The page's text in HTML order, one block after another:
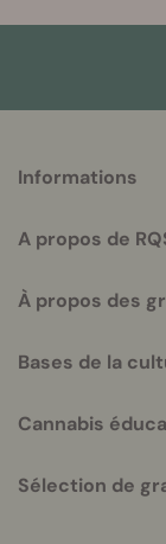
helpful
Informations
A propos de
À propos des
Bases de la
Cannabis
Sélection de